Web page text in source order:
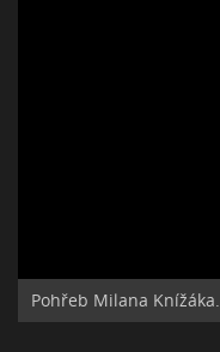
Pohřeb Milana Knížáka.